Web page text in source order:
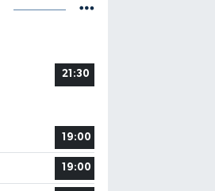
21:30
19:00
19:00